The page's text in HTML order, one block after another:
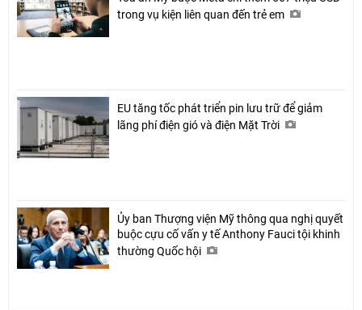
trong vụ kiện liên quan đến trẻ em
EU tăng tốc phát triển pin lưu trữ để giảm
lãng phí điện gió và điện Mặt Trời
Ủy ban Thượng viện Mỹ thông qua nghị quyết
buộc cựu cố vấn y tế Anthony Fauci tội khinh
thường Quốc hội